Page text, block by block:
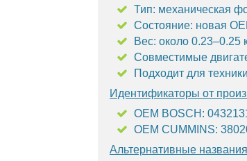
Тип: механическая
Состояние: новая
Вес: около 0.23–0.25
Совместимые
Подходит для
Идентификаторы от
OEM BOSCH:
OEM CUMMINS:
Альтернативные